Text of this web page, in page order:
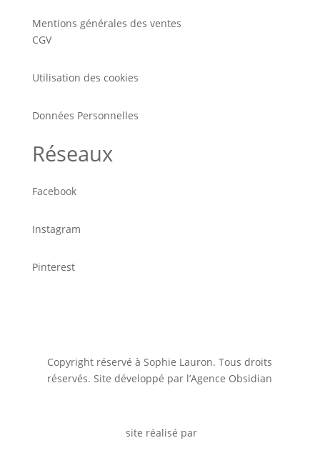
Mentions générales des ventes
CGV
Utilisation des cookies
Données Personnelles
Réseaux
Facebook
Instagram
Pinterest
Copyright réservé à Sophie Lauron. Tous droits
réservés. Site développé par l’Agence Obsidian
site réalisé par